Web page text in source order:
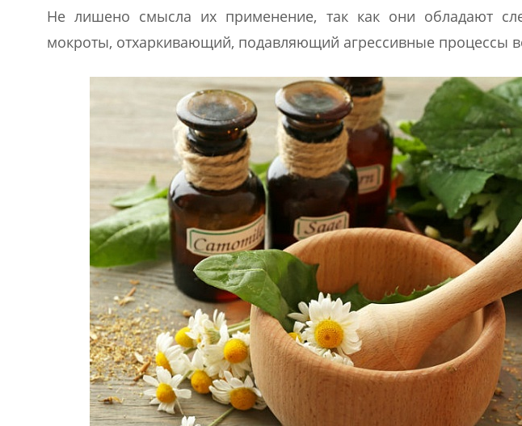
Не лишено смысла их применение, так как они обладают
мокроты, отхаркивающий, подавляющий агрессивные процессы